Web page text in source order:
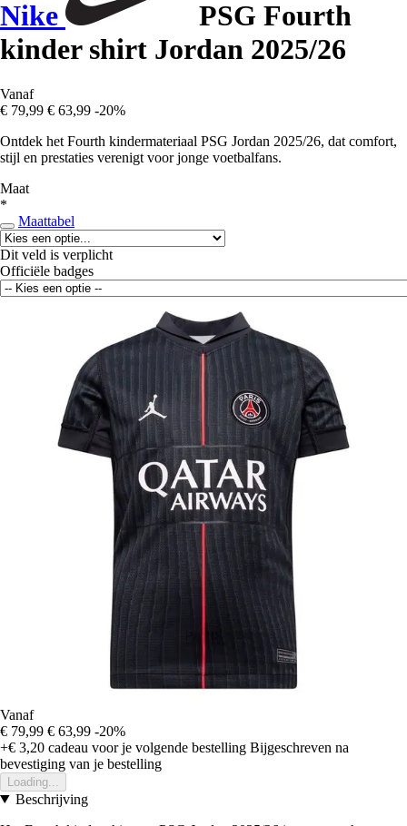
Nike
PSG Fourth
kinder shirt Jordan 2025/26
Vanaf
€ 79,99 € 63,99 -20%
Ontdek het Fourth kindermateriaal PSG Jordan 2025/26, dat comfort,
stijl en prestaties verenigt voor jonge voetbalfans.
Maat
*
Maattabel
Dit veld is verplicht
Officiële badges
Vanaf
€ 79,99 € 63,99 -20%
+€ 3,20 cadeau voor je volgende bestelling Bijgeschreven na
bevestiging van je bestelling
Loading...
Beschrijving